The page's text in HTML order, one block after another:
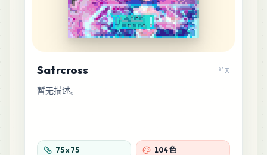
Satrcross 前天
暂无描述。
75x 75 104 色